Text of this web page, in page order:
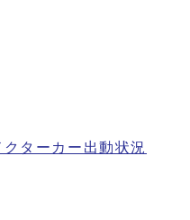
ターカー出動状況